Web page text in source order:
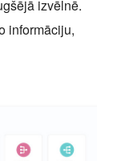
izvēlnē.
informāciju,